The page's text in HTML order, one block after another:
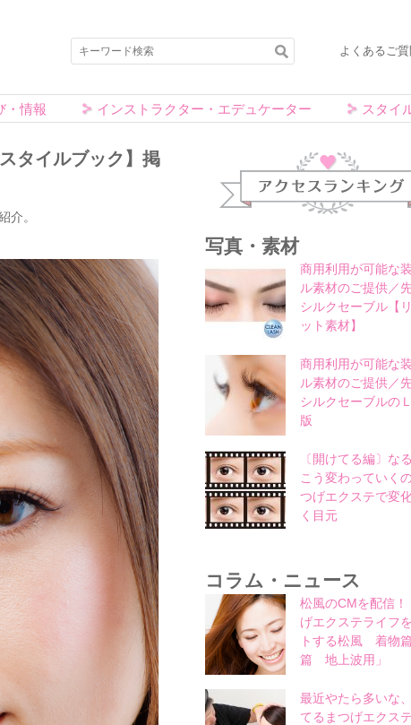
よくあるご
・情報 インストラクター・エデュケーター スタイ
タイルブック】掲
介。
写真・素材
商用利用が可能な
ル素材のご提供／
シルクセーブル【
ット素材】
商用利用が可能な
ル素材のご提供／
シルクセーブルの
版
〔開けてる編〕な
こう変わっていく
つげエクステで変
く目元
コラム・ニュース
松風のCMを配信！
げエクステライフ
トする松風 着物
篇 地上波用」
最近やたら多いな
てるまつげエクス